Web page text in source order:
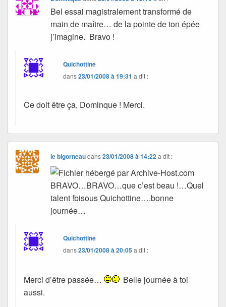
Bel essai magistralement transformé de
main de maître… de la pointe de ton épée
j’imagine. Bravo !
Quichottine
dans23/01/2008 à 19:31 a dit :
Ce doit être ça, Dominque ! Merci.
le bigorneaudans23/01/2008 à 14:22 a dit :
BRAVO…BRAVO…que c’est beau !…Quel
talent !bisous Quichottine….bonne
journée…
Quichottine
dans23/01/2008 à 20:05a dit :
Merci d’être passée…
Belle journée à toi
aussi.